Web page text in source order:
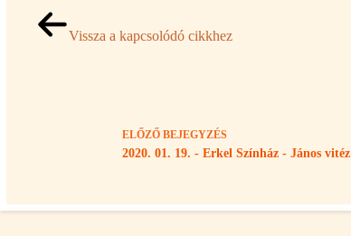
Vissza a kapcsolódó cikkhez
ELŐZŐ BEJEGYZÉS
2020. 01. 19. - Erkel Színház - János vitéz